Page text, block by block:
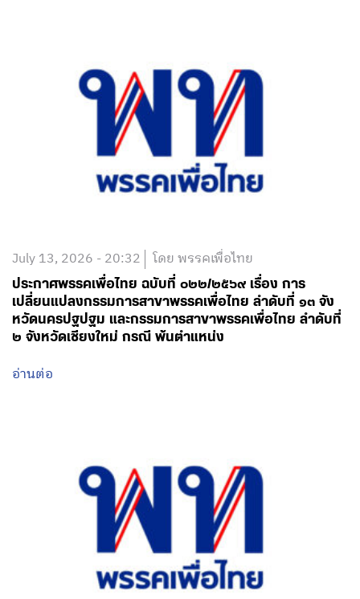
July 13, 2026 - 20:32 โดย พรรคเพื่อไทย
ประกาศพรรคเพื่อไทย ฉบับที่ ๐๒๒/๒๕๖๙ เรื่อง การ
เปลี่ยนแปลงกรรมการสาขาพรรคเพื่อไทย ลำดับที่ ๑๓ จัง
หวัดนครปฐปฐม และกรรมการสาขาพรรคเพื่อไทย ลำดับที่
๒ จังหวัดเชียงใหม่ กรณี พ้นตำแหน่ง
อ่านต่อ